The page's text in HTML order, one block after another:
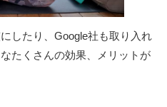
したり、Google社も取り入れ
たくさんの効果、メリットが